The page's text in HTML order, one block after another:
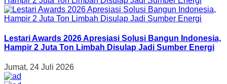
Lestari Awards 2026 Apresiasi Solusi Bangun Indonesia,
Hampir 2 Juta Ton Limbah Disulap Jadi Sumber Energi
Jumat, 24 Juli 2026